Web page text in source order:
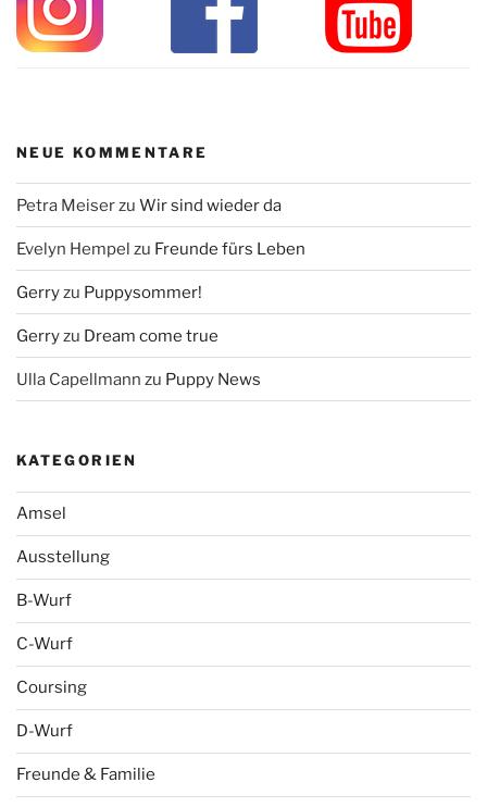
NEUE KOMMENTARE
Petra Meiserzu Wir sind wieder da
Evelyn Hempel zu Freunde fürs Leben
Gerryzu Puppysommer!
Gerryzu Dream come true
Ulla Capellmann zu Puppy News
KATEGORIEN
Amsel
Ausstellung
B-Wurf
C-Wurf
Coursing
D-Wurf
Freunde & Familie